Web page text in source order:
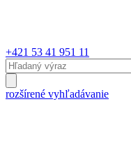
+421 53 41 951 11
rozšírené vyhľadávanie